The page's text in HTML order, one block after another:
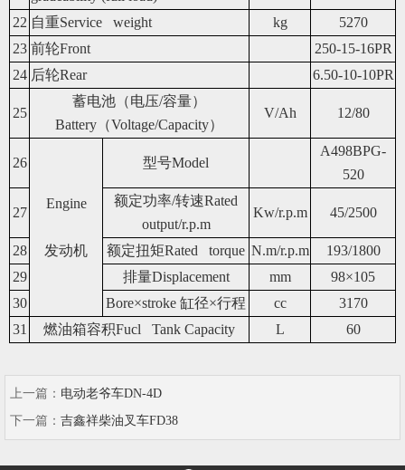
22 自重Service weight kg
5270
23 前轮Front
250-15-16PR
24 后轮Rear 6.50-10-10PR
25
蓄电池（电压/容量）
Battery（Voltage/Capacity）
V/Ah 12/80
26
Engine
发动机
型号Model
A498BPG-
520
27
额定功率/转速Rated
output/r.p.m
Kw/r.p.m 45/2500
28 额定扭矩Rated torque N.m/r.p.m
193/1800
29
排量Displacement mm
98×105
30
Bore×stroke 缸径×行程 cc
3170
31
燃油箱容积Fucl Tank Capacity L 60
上一篇： 电动老爷车DN-4D
下一篇： 吉鑫祥柴油叉车FD38